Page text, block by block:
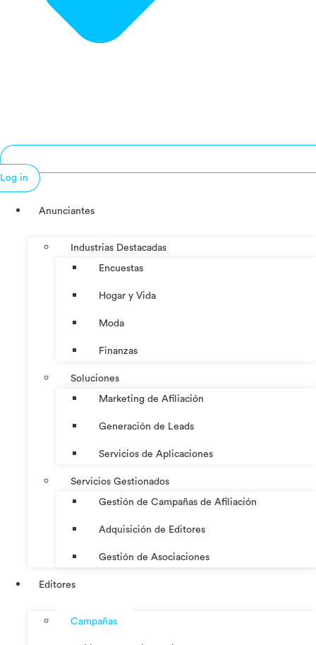
Log in
Anunciantes
Industrias Destacadas
Encuestas
Hogar y Vida
Moda
Finanzas
Soluciones
Marketing de Afiliación
Generación de Leads
Servicios de Aplicaciones
Servicios Gestionados
Gestión de Campañas de Afiliación
Adquisición de Editores
Gestión de Asociaciones
Editores
Campañas